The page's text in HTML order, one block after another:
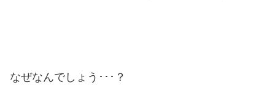
なぜなんでしょう･･･？